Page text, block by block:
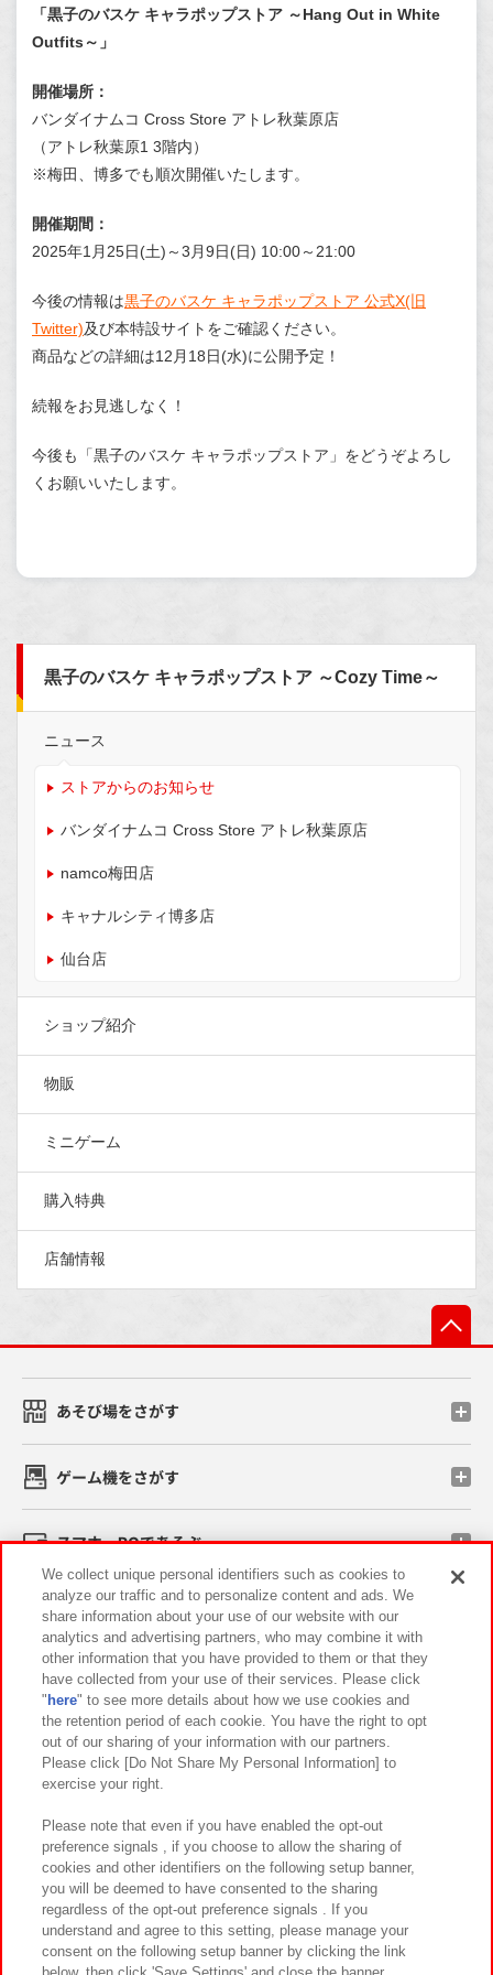
「黒子のバスケ キャラポップストア ～Hang Out in White
Outfits～」
開催場所：
バンダイナムコ Cross Store アトレ秋葉原店
（アトレ秋葉原1 3階内）
※梅田、博多でも順次開催いたします。
開催期間：
2025年1月25日(土)～3月9日(日) 10:00～21:00
今後の情報は黒子のバスケ キャラポップストア 公式X(旧
Twitter)及び本特設サイトをご確認ください。
商品などの詳細は12月18日(水)に公開予定！
続報をお見逃しなく！
今後も「黒子のバスケ キャラポップストア」をどうぞよろし
くお願いいたします。
黒子のバスケ キャラポップストア ～Cozy Time～
ニュース
ストアからのお知らせ
バンダイナムコ Cross Store アトレ秋葉原店
namco梅田店
キャナルシティ博多店
仙台店
ショップ紹介
物販
ミニゲーム
購入特典
店舗情報
あそび場をさがす
ゲーム機をさがす
スマホ・PCであそぶ
イベント・キャンペーン
関連会社 サステナビリティ サイトポリシー
プライバシーポリシー ウェブアクセシビリティ方針と検証結果
お取引先さまとともに
カスタマーハラスメント対応方針 よくあるご質問・お問い合わせ
We collect unique personal identifiers such as cookies to
analyze our traffic and to personalize content and ads. We
share information about your use of our website with our
analytics and advertising partners, who may combine it with
other information that you have provided to them or that they
have collected from your use of their services. Please click
" here" to see more details about how we use cookies and
the retention period of each cookie. You have the right to opt
out of our sharing of your information with our partners.
Please click [Do Not Share My Personal Information] to
exercise your right.
Please note that even if you have enabled the opt-out
preference signals , if you choose to allow the sharing of
cookies and other identifiers on the following setup banner,
you will be deemed to have consented to the sharing
regardless of the opt-out preference signals . If you
understand and agree to this setting, please manage your
consent on the following setup banner by clicking the link